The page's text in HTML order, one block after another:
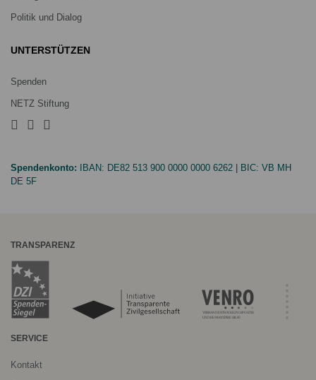
Politik und Dialog
UNTERSTÜTZEN
Spenden
NETZ Stiftung
Spendenkonto: IBAN: DE82 513 900 0000 0000 6262 | BIC: VB MH
DE 5F
TRANSPARENZ
SERVICE
Kontakt